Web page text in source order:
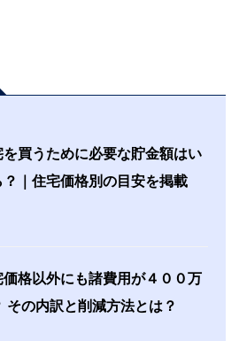
を買うために必要な貯金額はい
？｜住宅価格別の目安を掲載
価格以外にも諸費用が４００万
その内訳と削減方法とは？